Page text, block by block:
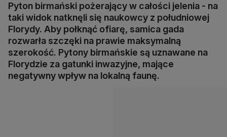
Pyton birmański pożerający w całości jelenia - na
taki widok natknęli się naukowcy z południowej
Florydy. Aby połknąć ofiarę, samica gada
rozwarła szczęki na prawie maksymalną
szerokość. Pytony birmańskie są uznawane na
Florydzie za gatunki inwazyjne, mające
negatywny wpływ na lokalną faunę.